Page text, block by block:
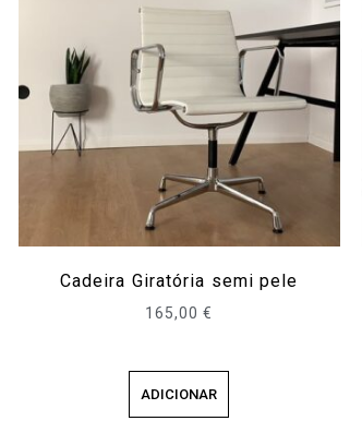
Cadeira Giratória semi pele
165,00€
ADICIONAR